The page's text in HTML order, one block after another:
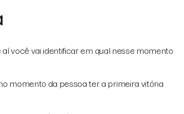
você vai identificar em qual nesse momento
momento da pessoa ter a primeira vitória